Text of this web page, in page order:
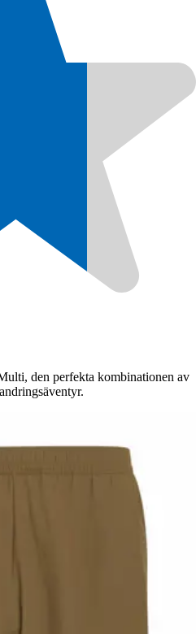
den perfekta kombinationen av